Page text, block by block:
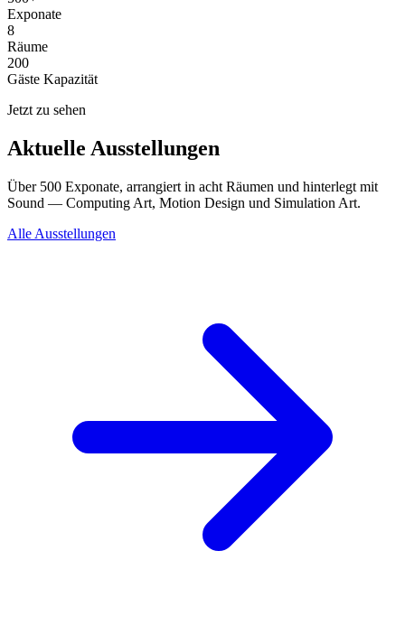
Exponate
8
Räume
200
Gäste Kapazität
Jetzt zu sehen
Aktuelle Ausstellungen
Über 500 Exponate, arrangiert in acht Räumen und hinterlegt mit
Sound — Computing Art, Motion Design und Simulation Art.
Alle Ausstellungen